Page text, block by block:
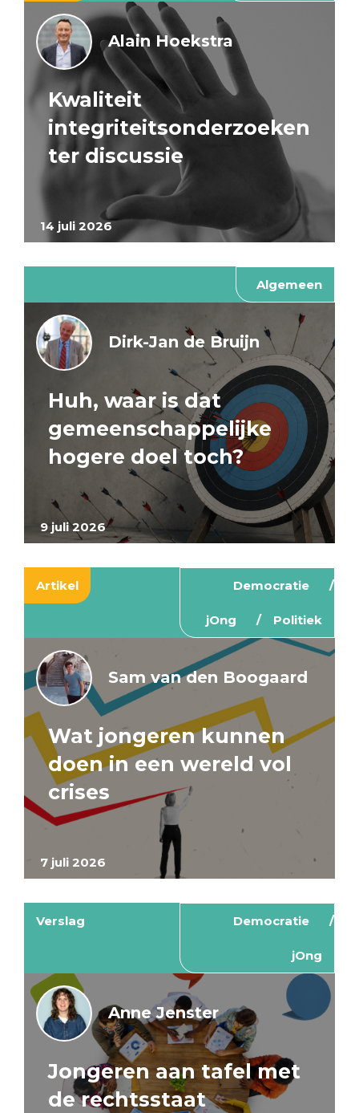
14 juli 2026
Alain Hoekstra
Kwaliteit
integriteitsonderzoeken
ter discussie
Algemeen
9 juli 2026
Dirk-Jan de Bruijn
Huh, waar is dat
gemeenschappelijke
hogere doel toch?
Artikel Democratie
jOng Politiek
7 juli 2026
Sam van den Boogaard
Wat jongeren kunnen
doen in een wereld vol
crises
Verslag Democratie
jOng
Anne Jenster
Jongeren aan tafel met
de rechtsstaat